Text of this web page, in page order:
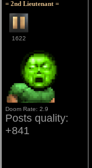
= 2nd Lieutenant =
1622
Doom Rate: 2.9
Posts quality:
+841